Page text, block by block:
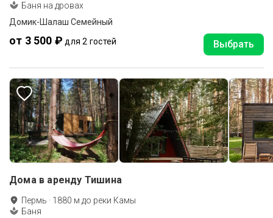
Баня на дровах
Домик-Шалаш Семейный
от 3 500 ₽ для 2 гостей Выбрать
Дома в аренду Тишина
Пермь · 1880 м до реки Камы
Баня